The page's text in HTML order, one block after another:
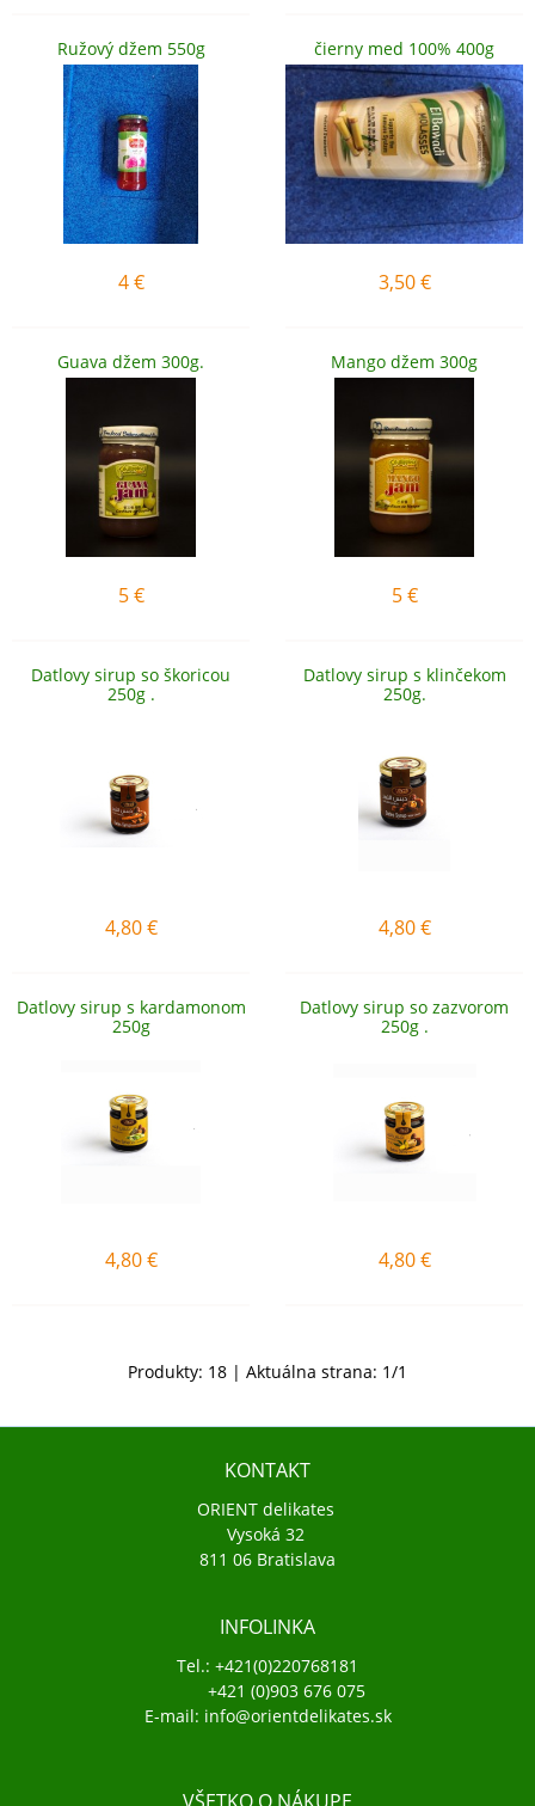
Ružový džem 550g
4 €
čierny med 100% 400g
3,50 €
Guava džem 300g.
5 €
Mango džem 300g
5 €
Datlovy sirup so škoricou
250g .
4,80 €
Datlovy sirup s klinčekom
250g.
4,80 €
Datlovy sirup s kardamonom
250g
4,80 €
Datlovy sirup so zazvorom
250g .
4,80 €
Produkty: 18 | Aktuálna strana: 1/1
KONTAKT
ORIENT delikates
Vysoká 32
811 06 Bratislava
INFOLINKA
Tel.: +421(0)220768181
+421 (0)903 676 075
E-mail: info@orientdelikates.sk